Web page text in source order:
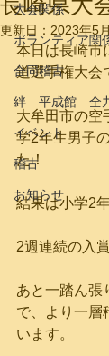
大会関係
ボランティア関
合同稽古
絆 平成館 全九
イベント
稽古
お知らせ
更新日： 2023年5
本日は長崎市
道選手権大会
大牟田市の空
学2年生男子
た！
結果は小学2
2週連続の入
あと一踏ん張
で、より一層
います。